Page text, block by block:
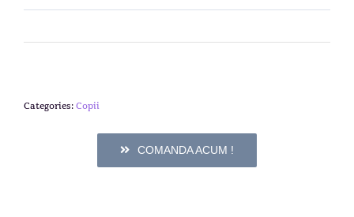
Categories:Copii
COMANDA ACUM !